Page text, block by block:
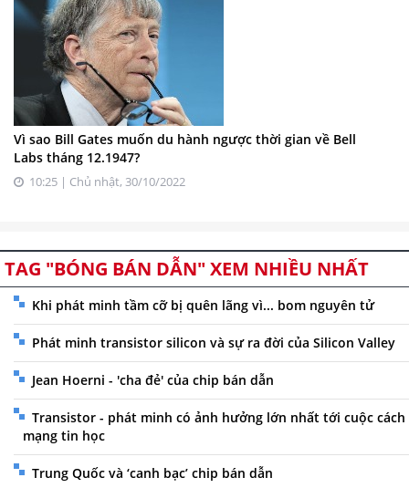
Vì sao Bill Gates muốn du hành ngược thời gian về Bell
Labs tháng 12.1947?
10:25 | Chủ nhật, 30/10/2022
TAG "BÓNG BÁN DẪN" XEM NHIỀU NHẤT
Khi phát minh tầm cỡ bị quên lãng vì... bom nguyên tử
Phát minh transistor silicon và sự ra đời của Silicon Valley
Jean Hoerni - 'cha đẻ' của chip bán dẫn
Transistor - phát minh có ảnh hưởng lớn nhất tới cuộc cách
mạng tin học
Trung Quốc và ‘canh bạc’ chip bán dẫn